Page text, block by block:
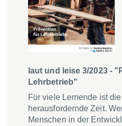
laut und leise 3/2023 -
Lehrbetrieb"
Für viele Lernende ist
herausfordernde Zeit.
Menschen in der